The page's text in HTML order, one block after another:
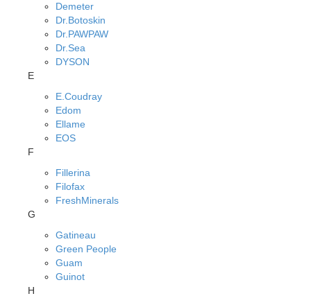
Demeter
Dr.Botoskin
Dr.PAWPAW
Dr.Sea
DYSON
E
E.Coudray
Edom
Ellame
EOS
F
Fillerina
Filofax
FreshMinerals
G
Gatineau
Green People
Guam
Guinot
H